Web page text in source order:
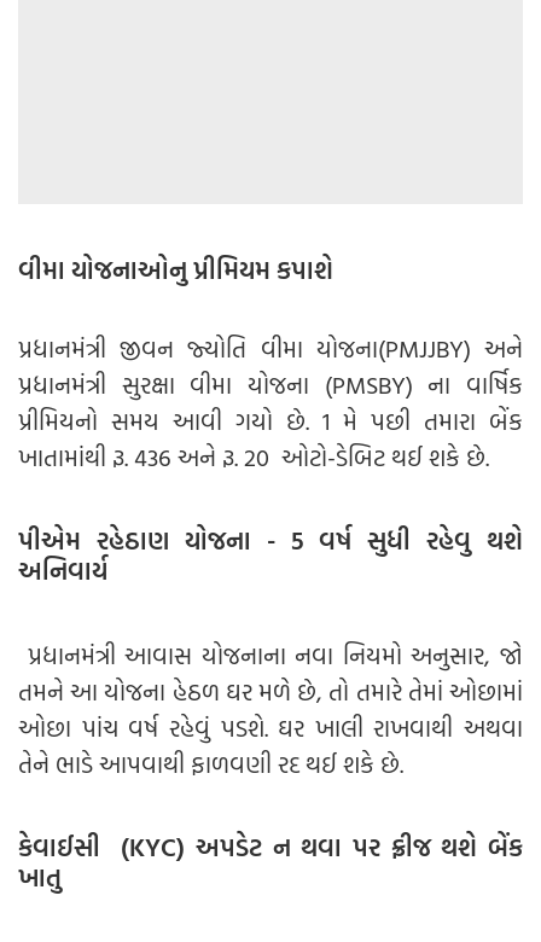
વીમા યોજનાઓનુ પ્રીમિયમ કપાશે
પ્રધાનમંત્રી જીવન જ્યોતિ વીમા યોજના(PMJJBY) અને
પ્રધાનમંત્રી સુરક્ષા વીમા યોજના (PMSBY) ના વાર્ષિક
પ્રીમિયનો સમય આવી ગયો છે. 1 મે પછી તમારા બેંક
ખાતામાંથી રૂ. 436 અને રૂ. 20 ઓટો-ડેબિટ થઈ શકે છે.
પીએમ રહેઠાણ યોજના - 5 વર્ષ સુધી રહેવુ થશે
અનિવાર્ય
પ્રધાનમંત્રી આવાસ યોજનાના નવા નિયમો અનુસાર, જો
તમને આ યોજના હેઠળ ઘર મળે છે, તો તમારે તેમાં ઓછામાં
ઓછા પાંચ વર્ષ રહેવું પડશે. ઘર ખાલી રાખવાથી અથવા
તેને ભાડે આપવાથી ફાળવણી રદ થઈ શકે છે.
કેવાઈસી (KYC) અપડેટ ન થવા પર ફ્રીજ થશે બેંક
ખાતુ